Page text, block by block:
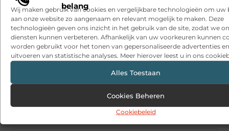
belang
Wij maken gebruik van cookies en vergelijkbare technologieën om uw
aan onze website zo aangenaam en relevant mogelijk te maken. Deze
technologieën geven ons inzicht in het gebruik van de site, zodat we
diensten kunnen verbeteren. Afhankelijk van uw voorkeuren kunnen
worden gebruikt voor het tonen van gepersonaliseerde advertenties
uitvoeren van statistische analyses. Meer hierover leest u in ons
Alles Toestaan
Cookies Beheren
Cookiebeleid
Veelgestelde vragen
Wat zijn de voordelen van LED-buizen ten
opzichte van traditionele TL-buizen?
▼
Hoeveel energie kan ik besparen door mijn
verlichting te moderniseren?